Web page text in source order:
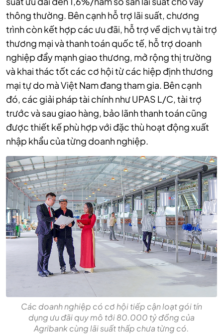
thông thường. Bên cạnh hỗ trợ lãi suất, chương
trình còn kết hợp các ưu đãi, hỗ trợ về dịch vụ tài trợ
thương mại và thanh toán quốc tế, hỗ trợ doanh
nghiệp đẩy mạnh giao thương, mở rộng thị trường
và khai thác tốt các cơ hội từ các hiệp định thương
mại tự do mà Việt Nam đang tham gia. Bên cạnh
đó, các giải pháp tài chính như UPAS L/C, tài trợ
trước và sau giao hàng, bảo lãnh thanh toán cũng
được thiết kế phù hợp với đặc thù hoạt động xuất
nhập khẩu của từng doanh nghiệp.
Các doanh nghiệp có cơ hội tiếp cận loạt gói tín
dụng ưu đãi quy mô tới 80.000 tỷ đồng của
Agribank cùng lãi suất thấp chưa từng có.